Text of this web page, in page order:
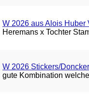
W 2026 aus Alois Huber
Heremans x Tochter
W 2026 Stickers/
gute Kombination